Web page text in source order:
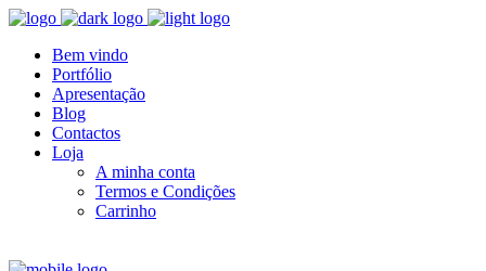
Bem vindo
Portfólio
Apresentação
Blog
Contactos
Loja
A minha conta
Termos e Condições
Carrinho